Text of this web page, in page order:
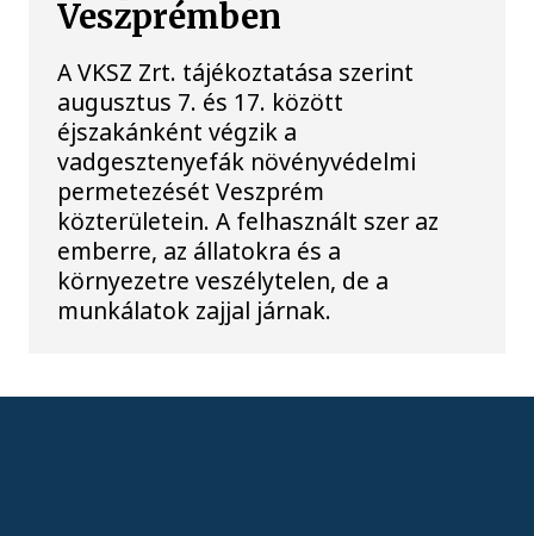
Veszprémben
A VKSZ Zrt. tájékoztatása szerint
augusztus 7. és 17. között
éjszakánként végzik a
vadgesztenyefák növényvédelmi
permetezését Veszprém
közterületein. A felhasznált szer az
emberre, az állatokra és a
környezetre veszélytelen, de a
munkálatok zajjal járnak.